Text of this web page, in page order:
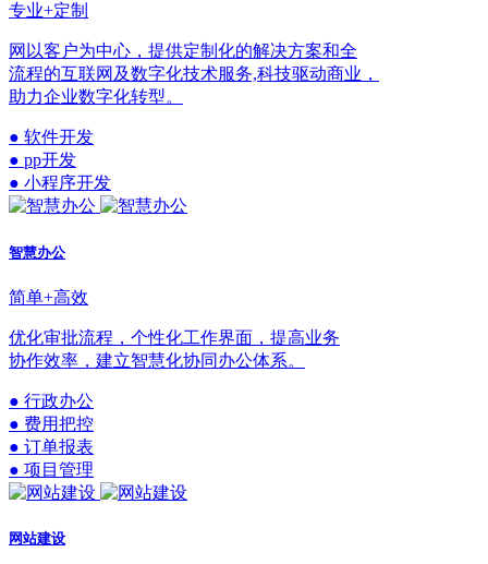
专业+定制
网以客户为中心，提供定制化的解决方案和全
流程的互联网及数字化技术服务,科技驱动商业，
助力企业数字化转型。
● 软件开发
● pp开发
● 小程序开发
智慧办公
简单+高效
优化审批流程，个性化工作界面，提高业务
协作效率，建立智慧化协同办公体系。
● 行政办公
● 费用把控
● 订单报表
● 项目管理
网站建设